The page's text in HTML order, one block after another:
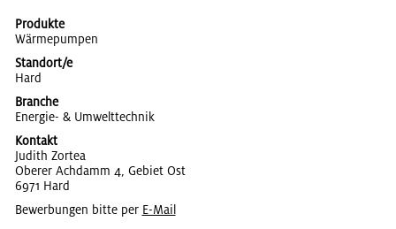
Produkte
Wär­me­pum­pen
Standort/e
Hard
Branche
En­er­gie- & Um­welt­tech­nik
Kontakt
Ju­dith Zor­tea
Obe­rer Ach­damm 4, Ge­biet Ost
6971 Hard
Bewerbungen bitte per E-Mail